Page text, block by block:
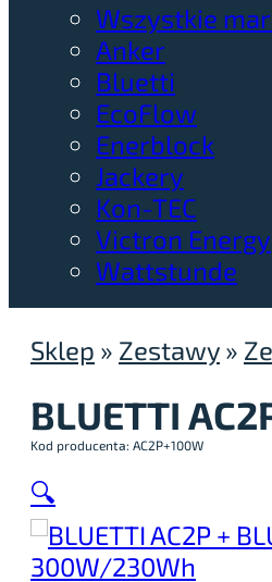
Wszystkie
Anker
Bluetti
EcoFlow
Enerblock
Jackery
Kon-TEC
Victron Energy
Wattstunde
Sklep » Zestawy »
BLUETTI
Kod producenta: AC2P+100W
🔍